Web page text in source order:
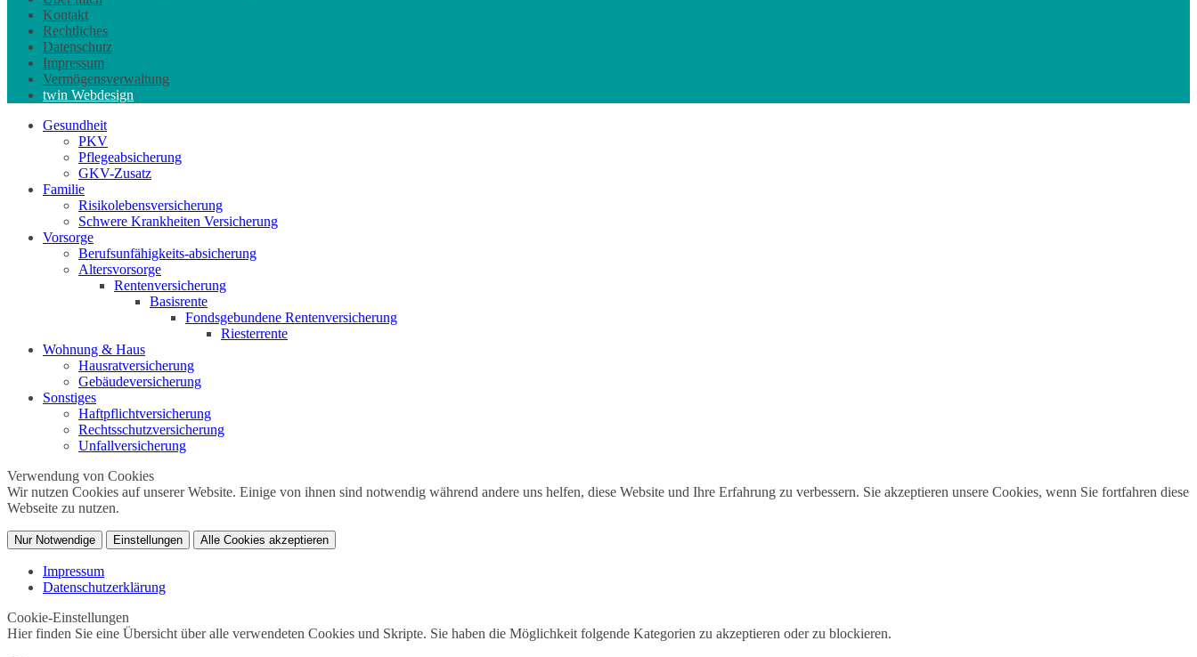
Kontakt
Rechtliches
Datenschutz
Impressum
Vermögensverwaltung
twin Webdesign
Gesundheit
PKV
Pflegeabsicherung
GKV-Zusatz
Familie
Risikolebensversicherung
Schwere Krankheiten Versicherung
Vorsorge
Berufs­unfähigkeits-absicherung
Altersvorsorge
Rentenversicherung
Basisrente
Fondsgebundene Rentenversicherung
Riesterrente
Wohnung & Haus
Hausratversicherung
Gebäudeversicherung
Sonstiges
Haftpflichtversicherung
Rechtsschutzversicherung
Unfallversicherung
Verwendung von Cookies
Wir nutzen Cookies auf unserer Website. Einige von ihnen sind notwendig während andere uns helfen, diese Website und Ihre Erfahrung zu verbessern. Sie akzeptieren unsere Cookies, wenn Sie fortfahren diese
Webseite zu nutzen.
Nur Notwendige Einstellungen Alle Cookies akzeptieren
Impressum
Datenschutzerklärung
Cookie-Einstellungen
Hier finden Sie eine Übersicht über alle verwendeten Cookies und Skripte. Sie haben die Möglichkeit folgende Kategorien zu akzeptieren oder zu blockieren.